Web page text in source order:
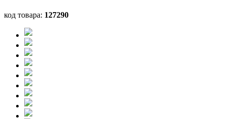
код товара: 127290